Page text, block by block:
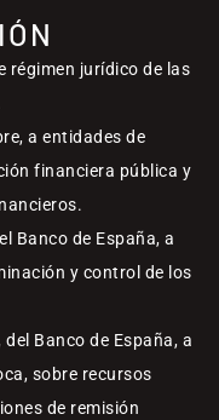
régimen jurídico de las
a entidades de
financiera pública y
Banco de España, a
y control de los
Banco de España, a
sobre recursos
de remisión